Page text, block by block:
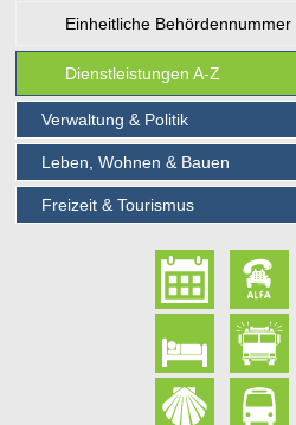
Einheitliche Behördennummer
Dienstleistungen A-Z
Verwaltung & Politik
Leben, Wohnen & Bauen
Freizeit & Tourismus